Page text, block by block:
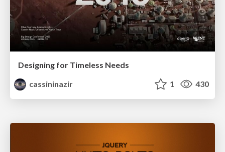
Designing for Timeless Needs
cassininazir
1 430